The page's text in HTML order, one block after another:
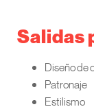
Salidas
Diseño de
Patronaje
Estilismo